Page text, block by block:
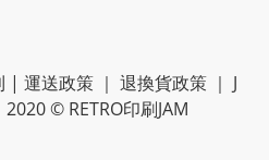
| 運送政策 ｜ 退換貨政策 ｜ J
2020 © RETRO印刷JAM